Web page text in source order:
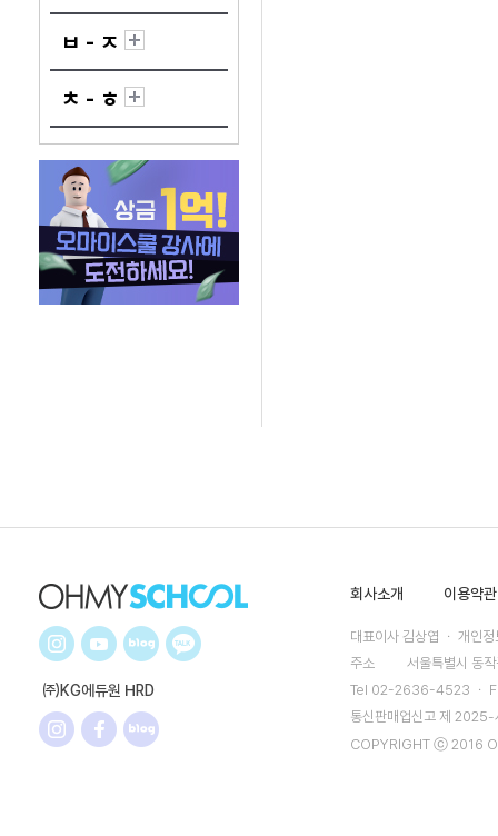
ㅂ - ㅈ
ㅊ - ㅎ
㈜KG에듀원 HRD
회사소개 이용약관
대표이사 김상엽 ㆍ 개인
주소
서울특별시 동
Tel 02-2636-4523 ㆍ
통신판매업신고 제
COPYRIGHT ⓒ 2016